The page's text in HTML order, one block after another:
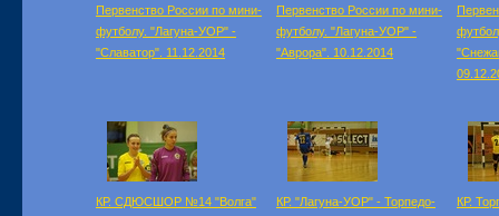
Первенство России по мини-
футболу. "Лагуна-УОР" -
"Славатор". 11.12.2014
Первенство России по мини-
футболу. "Лагуна-УОР" -
"Аврора". 10.12.2014
КР. СДЮСШОР №14 "Волга"
КР. "Лагуна-УОР" - Торпедо-
КР.